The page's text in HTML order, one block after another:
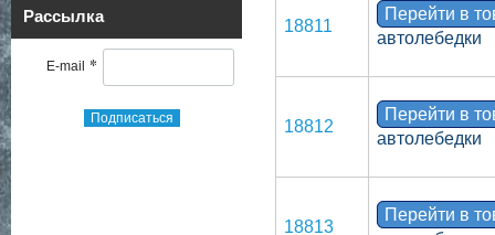
Рассылка
E-mail *
Подписаться
18811
Перейти в
автолебедки
18812
Перейти в
автолебедки
18813
Перейти в